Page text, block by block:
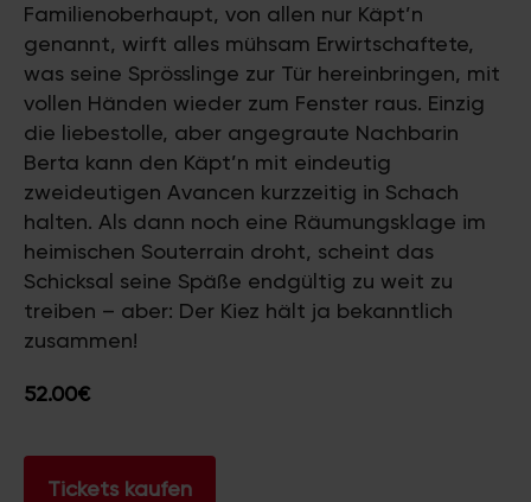
Familienoberhaupt, von allen nur Käpt’n
genannt, wirft alles mühsam Erwirtschaftete,
was seine Sprösslinge zur Tür hereinbringen, mit
vollen Händen wieder zum Fenster raus. Einzig
die liebestolle, aber angegraute Nachbarin
Berta kann den Käpt’n mit eindeutig
zweideutigen Avancen kurzzeitig in Schach
halten. Als dann noch eine Räumungsklage im
heimischen Souterrain droht, scheint das
Schicksal seine Späße endgültig zu weit zu
treiben – aber: Der Kiez hält ja bekanntlich
zusammen!
52.00€
Tickets kaufen